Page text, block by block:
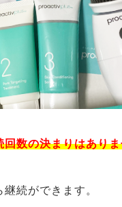
回数の決まりはあり
続ができます。